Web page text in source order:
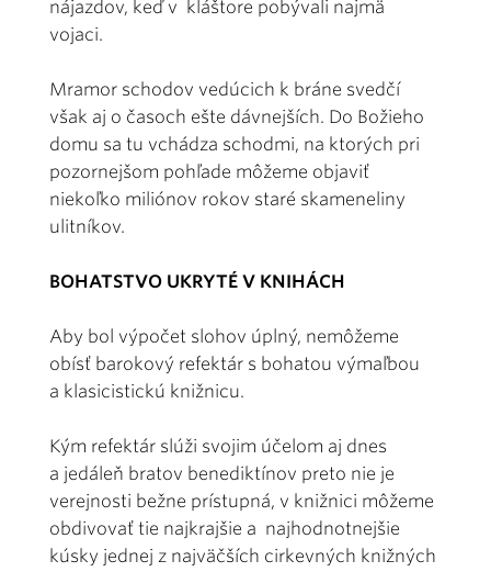
nájazdov, keď v kláštore pobývali najmä
vojaci.
Mramor schodov vedúcich k bráne svedčí
však aj o časoch ešte dávnejších. Do Božieho
domu sa tu vchádza schodmi, na ktorých pri
pozornejšom pohľade môžeme objaviť
niekoľko miliónov rokov staré skameneliny
ulitníkov.
BOHATSTVO UKRYTÉ V KNIHÁCH
Aby bol výpočet slohov úplný, nemôžeme
obísť barokový refektár s bohatou výmaľbou
a klasicistickú knižnicu.
Kým refektár slúži svojim účelom aj dnes
a jedáleň bratov benediktínov preto nie je
verejnosti bežne prístupná, v knižnici môžeme
obdivovať tie najkrajšie a najhodnotnejšie
kúsky jednej z najväčších cirkevných knižných